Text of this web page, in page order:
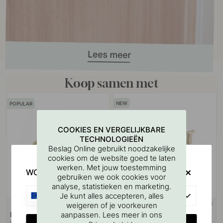
Koop samen met
POPULAR
+ LENGTES
Handgreep 1353 - Gepolijst
+ LENGTES
Handgreep Petit - Gepolijst
COOKIES EN VERGELIJKBARE
TECHNOLOGIEËN
Beslag Online gebruikt noodzakelijke
cookies om de website goed te laten
werken. Met jouw toestemming
gebruiken we ook cookies voor
analyse, statistieken en marketing.
Je kunt alles accepteren, alles
weigeren of je voorkeuren
aanpassen. Lees meer in ons
WOULD YOU RATHER VISIT?